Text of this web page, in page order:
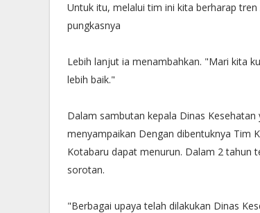
Untuk itu, melalui tim ini kita berharap
pungkasnya
Lebih lanjut ia menambahkan. ‎"Mari kita
lebih baik."
Dalam sambutan kepala Dinas
menyampaikan Dengan dibentuknya Tim
Kotabaru dapat menurun. Dalam 2 tahun
sorotan.
"Berbagai upaya telah dilakukan Dinas